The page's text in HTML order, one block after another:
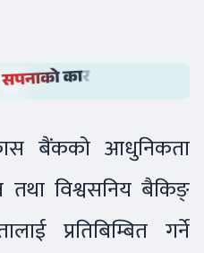
बैंकको आधुनिकता
विश्वसनिय बैकिङ्
प्रतिबिम्बित गर्ने